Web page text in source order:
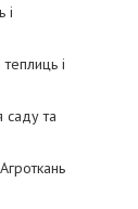
і
і
саду та